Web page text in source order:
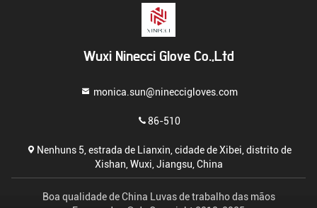
Wuxi Ninecci Glove Co.,Ltd
monica.sun@nineccigloves.com
86-510
Nenhuns 5, estrada de Lianxin, cidade de Xibei, distrito de
Xishan, Wuxi, Jiangsu, China
Boa qualidade de China Luvas de trabalho das mãos